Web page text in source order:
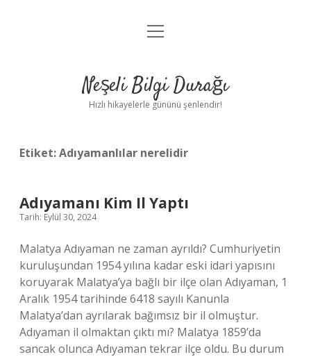
Anasayfa
Yasal Uyarı
menüyü
Neşeli Bilgi Durağı
Hızlı hikayelerle gününü şenlendir!
Etiket:Adıyamanlılar nerelidir
Adıyamanı Kim Il Yaptı
Tarih: Eylül 30, 2024
Malatya Adıyaman ne zaman ayrıldı? Cumhuriyetin
kuruluşundan 1954 yılına kadar eski idari yapısını
koruyarak Malatya’ya bağlı bir ilçe olan Adıyaman, 1
Aralık 1954 tarihinde 6418 sayılı Kanunla
Malatya’dan ayrılarak bağımsız bir il olmuştur.
Adıyaman il olmaktan çıktı mı? Malatya 1859’da
sancak olunca Adıyaman tekrar ilçe oldu. Bu durum